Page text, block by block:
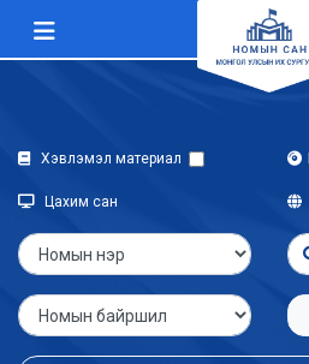
Хэвлэмэл материал
Цахим сан